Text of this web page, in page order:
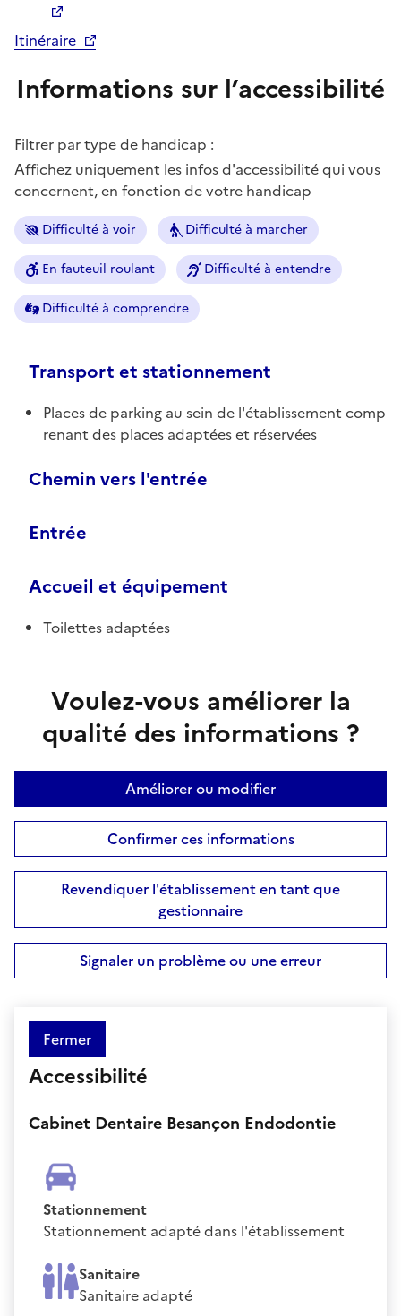
Itinéraire
Informations sur l’accessibilité
Filtrer par type de handicap :
Affichez uniquement les infos d'accessibilité qui vous
concernent, en fonction de votre handicap
Difficulté à voir Difficulté à marcher
En fauteuil roulant Difficulté à entendre
Difficulté à comprendre
Transport et stationnement
Places de parking au sein de l'établissement comp
renant des places adaptées et réservées
Chemin vers l'entrée
Entrée
Accueil et équipement
Toilettes adaptées
Voulez-vous améliorer la
qualité des informations ?
Améliorer ou modifier
Confirmer ces informations
Revendiquer l'établissement en tant que
gestionnaire
Signaler un problème ou une erreur
Fermer
Accessibilité
Cabinet Dentaire Besançon Endodontie
Stationnement
Stationnement adapté dans l'établissement
Sanitaire
Sanitaire adapté